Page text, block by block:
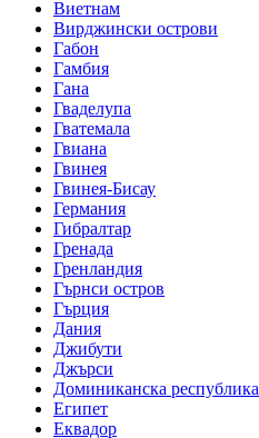
Виетнам
Вирджински острови
Габон
Гамбия
Гана
Гваделупа
Гватемала
Гвиана
Гвинея
Гвинея-Бисау
Германия
Гибралтар
Гренада
Гренландия
Гърнси остров
Гърция
Дания
Джибути
Джърси
Доминиканска республика
Египет
Еквадор